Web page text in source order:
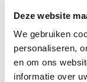
Deze website
We gebruiken
personaliseren,
en om ons
informatie over
van deze
2025 van deze